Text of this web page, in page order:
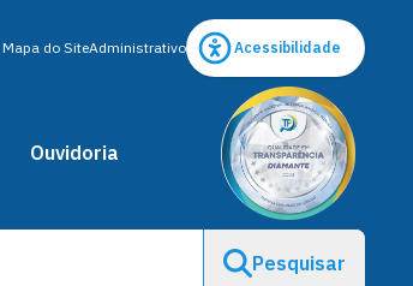
Mapa do SiteAdministrativo Acessibilidade
Ouvidoria
Pesquisar